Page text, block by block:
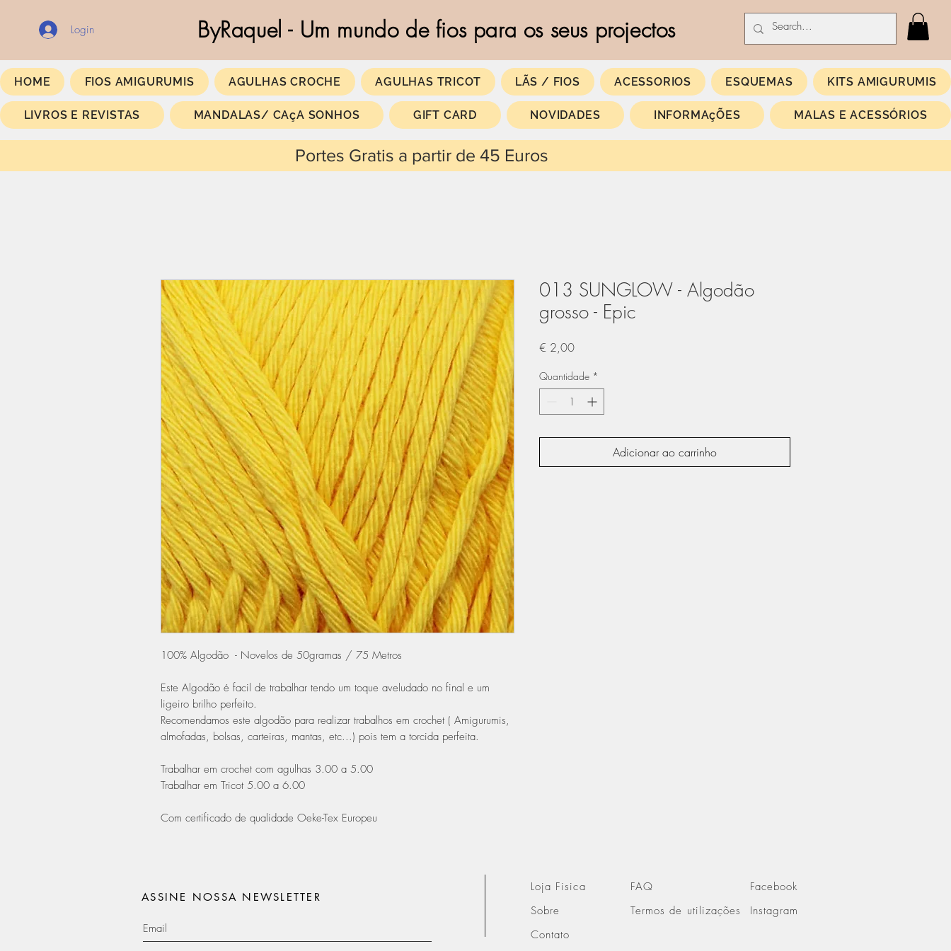
Login ByRaquel - Um mundo de fios para os seus projectos
HOME FIOS AMIGURUMIS AGULHAS CROCHE AGULHAS TRICOT LÃS / FIOS ACESSORIOS ESQUEMAS KITS AMIGURUMIS
LIVROS E REVISTAS MANDALAS/ CAçA SONHOS GIFT CARD NOVIDADES INFORMAçÕES MALAS E ACESSÓRIOS
Portes Gratis a partir de 45 Euros
100% Algodão - Novelos de 50gramas / 75 Metros
Este Algodão é facil de trabalhar tendo um toque aveludado no final e um
ligeiro brilho perfeito.
Recomendamos este algodão para realizar trabalhos em crochet ( Amigurumis,
almofadas, bolsas, carteiras, mantas, etc...) pois tem a torcida perfeita.
Trabalhar em crochet com agulhas 3.00 a 5.00
Trabalhar em Tricot 5.00 a 6.00
Com certificado de qualidade Oeke-Tex Europeu
013 SUNGLOW - Algodão
grosso - Epic
€ 2,00Preço
Quantidade *
Adicionar ao carrinho
ASSINE NOSSA NEWSLETTER
Loja Fisica
Sobre
Contato
FAQ
Termos de utilizações
Facebook
Instagram